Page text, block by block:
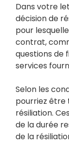
Dans votre
décision de
pour
contrat,
questions de
services
Selon les
pourriez être
résiliation.
de la durée
de la